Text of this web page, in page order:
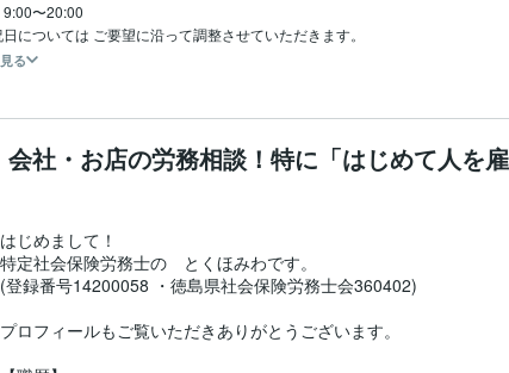
〜20:00
については ご要望に沿って調整させていただきます。
る
会社・お店の労務相談！特に「はじめて人を
はじめまして！
特定社会保険労務士の　とくほみわです。
(登録番号14200058 ・徳島県社会保険労務士会360402)
プロフィールもご覧いただきありがとうございます。